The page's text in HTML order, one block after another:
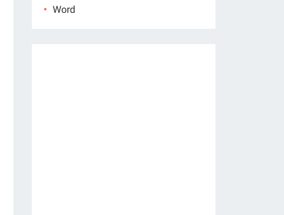
Word